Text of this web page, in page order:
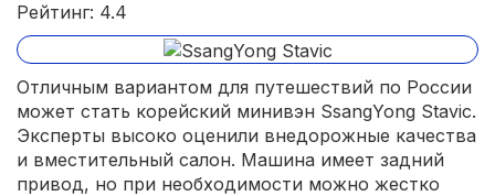
Рейтинг: 4.4
Отличным вариантом для путешествий по России
может стать корейский минивэн SsangYong Stavic.
Эксперты высоко оценили внедорожные качества
и вместительный салон. Машина имеет задний
привод, но при необходимости можно жестко